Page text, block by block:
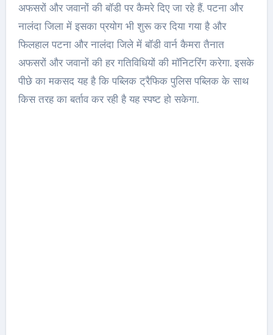
अफसरों और जवानों की बॉडी पर कैमरे दिए जा रहे हैं. पटना और
नालंदा जिला में इसका प्रयोग भी शुरू कर दिया गया है और
फिलहाल पटना और नालंदा जिले में बॉडी वार्न कैमरा तैनात
अफसरों और जवानों की हर गतिविधियों की मॉनिटरिंग करेगा. इसके
पीछे का मकसद यह है कि पब्लिक ट्रैफिक पुलिस पब्लिक के साथ
किस तरह का बर्ताव कर रही है यह स्पष्ट हो सकेगा.